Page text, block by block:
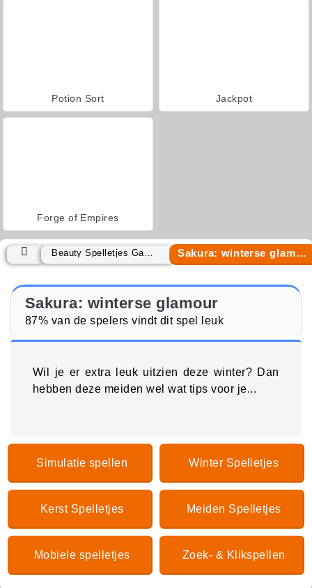
Potion Sort Jackpot
Forge of Empires
Sakura: winterse glamour
Sakura: winterse glamour
87% van de spelers vindt dit spel leuk
Wil je er extra leuk uitzien deze winter? Dan
hebben deze meiden wel wat tips voor je...
Simulatie spellen Winter Spelletjes
Kerst Spelletjes Meiden Spelletjes
Mobiele spelletjes Zoek- & Klikspellen